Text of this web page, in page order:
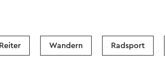
Reiter Wandern Radsport